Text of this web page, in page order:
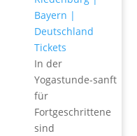
Tickets
In der
Yogastunde-sanft
für
Fortgeschrittene
sind